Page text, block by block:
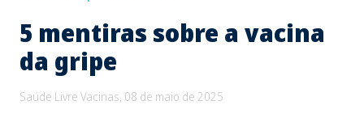
5 mentiras sobre a vacina
da gripe
Saúde Livre Vacinas, 08 de maio de 2025